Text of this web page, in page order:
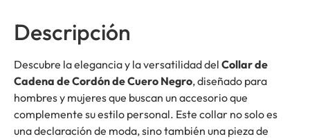
Descripción
Descubre la elegancia y la versatilidad del Collar de
Cadena de Cordón de Cuero Negro, diseñado para
hombres y mujeres que buscan un accesorio que
complemente su estilo personal. Este collar no solo es
una declaración de moda, sino también una pieza de